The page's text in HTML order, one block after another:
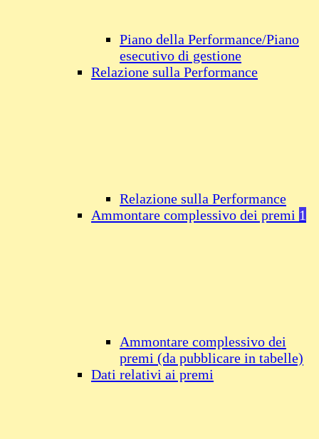
Piano della Performance/Piano
esecutivo di gestione
Relazione sulla Performance
Relazione sulla Performance
Ammontare complessivo dei premi 1
Ammontare complessivo dei
premi (da pubblicare in tabelle)
Dati relativi ai premi